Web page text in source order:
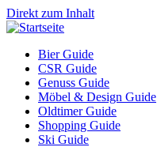
Direkt zum Inhalt
Bier Guide
CSR Guide
Genuss Guide
Möbel & Design Guide
Oldtimer Guide
Shopping Guide
Ski Guide